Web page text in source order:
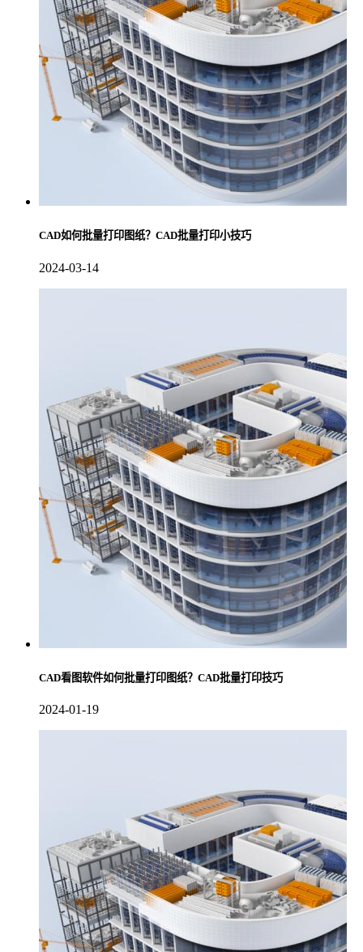
CAD如何批量打印图纸？CAD批量打印小技巧
2024-03-14
CAD看图软件如何批量打印图纸？CAD批量打印技巧
2024-01-19